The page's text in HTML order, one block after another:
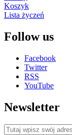
Koszyk
Lista życzeń
Follow us
Facebook
Twitter
RSS
YouTube
Newsletter